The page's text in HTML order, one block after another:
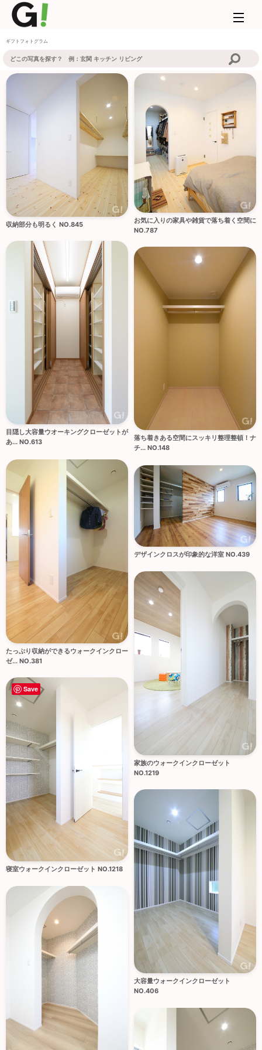
ギフトフォトグラム
収納部分も明るく NO.845
お気に入りの家具や雑貨で落ち着く空間に
NO.787
目隠し大容量ウオーキングクローゼットが
あ... NO.613
落ち着きある空間にスッキリ整理整頓！ナ
チ... NO.148
たっぷり収納ができるウォークインクロー
ゼ... NO.381
デザインクロスが印象的な洋室 NO.439
家族のウォークインクローゼット
NO.1219
寝室ウォークインクローゼット NO.1218
大容量ウォークインクローゼット
NO.406
Save